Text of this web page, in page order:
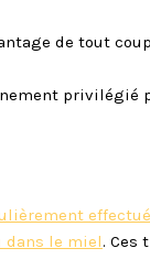
de tout
privilégié
dans le miel. Ces